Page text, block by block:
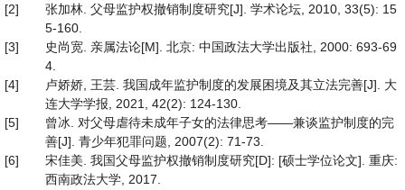
[2]
张加林. 父母监护权撤销制度研究[J]. 学术论坛, 2010, 33(5): 15
5-160.
[3]
史尚宽. 亲属法论[M]. 北京: 中国政法大学出版社, 2000: 693-69
4.
[4]
卢娇娇, 王芸. 我国成年监护制度的发展困境及其立法完善[J]. 大
连大学学报, 2021, 42(2): 124-130.
[5]
曾冰. 对父母虐待未成年子女的法律思考——兼谈监护制度的完
善[J]. 青少年犯罪问题, 2007(2): 71-73.
[6]
宋佳美. 我国父母监护权撤销制度研究[D]: [硕士学位论文]. 重庆:
西南政法大学, 2017.